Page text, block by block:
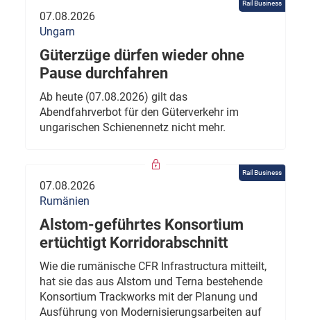
Rail Business
07.08.2026
Ungarn
Güterzüge dürfen wieder ohne
Pause durchfahren
Ab heute (07.08.2026) gilt das
Abendfahrverbot für den Güterverkehr im
ungarischen Schienennetz nicht mehr.
Rail Business
07.08.2026
Rumänien
Alstom-geführtes Konsortium
ertüchtigt Korridorabschnitt
Wie die rumänische CFR Infrastructura mitteilt,
hat sie das aus Alstom und Terna bestehende
Konsortium Trackworks mit der Planung und
Ausführung von Modernisierungsarbeiten auf